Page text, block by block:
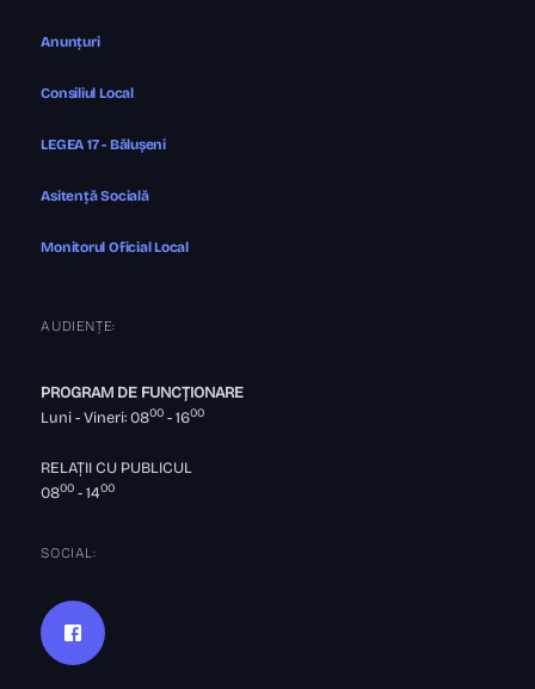
Anunțuri
Consiliul Local
LEGEA 17 - Bălușeni
Asitență Socială
Monitorul Oficial Local
AUDIENȚE:
PROGRAM DE FUNCȚIONARE
Luni - Vineri: 0800 - 1600
RELAȚII CU PUBLICUL
0800 - 1400
SOCIAL: